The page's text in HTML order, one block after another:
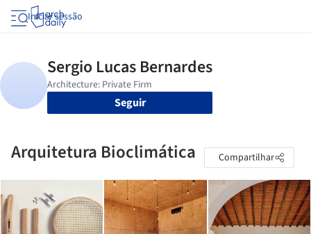
Iniciar sessão
Seguir
Arquitetura Bioclimática Compartilhar